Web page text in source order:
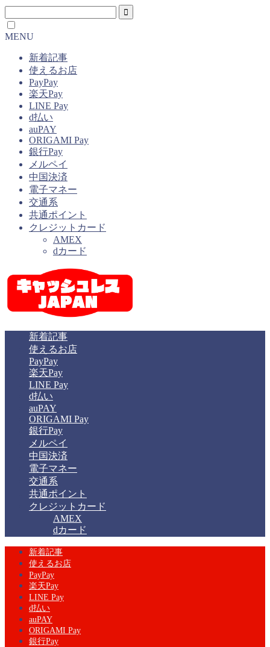
MENU
新着記事
使えるお店
PayPay
楽天Pay
LINE Pay
d払い
auPAY
ORIGAMI Pay
銀行Pay
メルペイ
中国決済
電子マネー
交通系
共通ポイント
クレジットカード
AMEX
dカード
新着記事
使えるお店
PayPay
楽天Pay
LINE Pay
d払い
auPAY
ORIGAMI Pay
銀行Pay
メルペイ
中国決済
電子マネー
交通系
共通ポイント
クレジットカード
AMEX
dカード
新着記事
使えるお店
PayPay
楽天Pay
LINE Pay
d払い
auPAY
ORIGAMI Pay
銀行Pay